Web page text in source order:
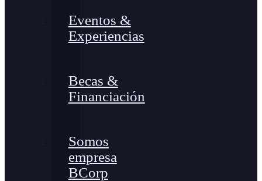
Eventos &
Experiencias
Becas &
Financiación
Somos
empresa
BCorp